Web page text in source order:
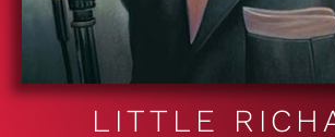
LITTLE